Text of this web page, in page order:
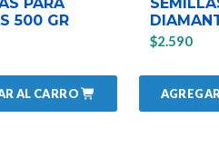
500 GR
AL CARRO
$2.590